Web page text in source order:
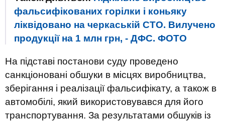
фальсифікованих горілки і коньяку
ліквідовано на черкаській СТО. Вилучено
продукції на 1 млн грн, - ДФС. ФОТО
На підставі постанови суду проведено
санкціоновані обшуки в місцях виробництва,
зберігання і реалізації фальсифікату, а також в
автомобілі, який використовувався для його
транспортування. За результатами обшуків із